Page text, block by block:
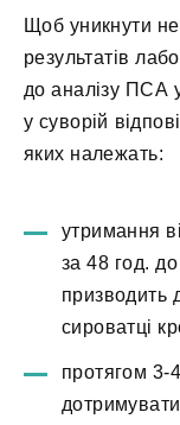
Щоб уникнути
результатів
до аналізу ПСА
у суворій
яких належать:
утримання
за 48 год. до
призводить
сироватці
протягом 3-